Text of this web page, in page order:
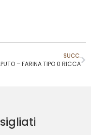
SUCC.
– FARINA TIPO 0 RICCA